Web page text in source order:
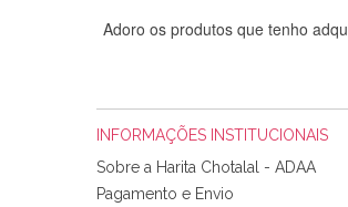
Adoro os produtos que tenho
INFORMAÇÕES INSTITUCIONAIS
Sobre a Harita Chotalal - ADAA
Pagamento e Envio